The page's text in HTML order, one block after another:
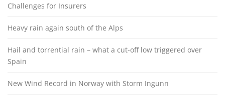
Challenges for Insurers
Heavy rain again south of the Alps
Hail and torrential rain – what a cut-off low triggered over
Spain
New Wind Record in Norway with Storm Ingunn